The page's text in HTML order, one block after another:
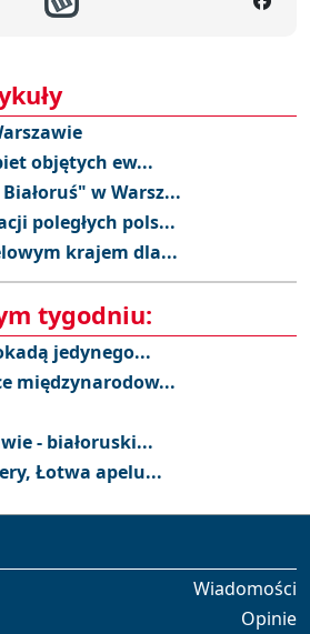
objętych ew...
w Warsz...
poległych pols...
krajem dla...
tygodniu:
jedynego...
międzynarodow...
- białoruski...
Łotwa apelu...
Wiadomości
Opinie